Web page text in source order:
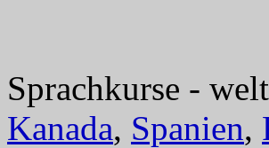
Sprachkurse -
Kanada, Spanien,